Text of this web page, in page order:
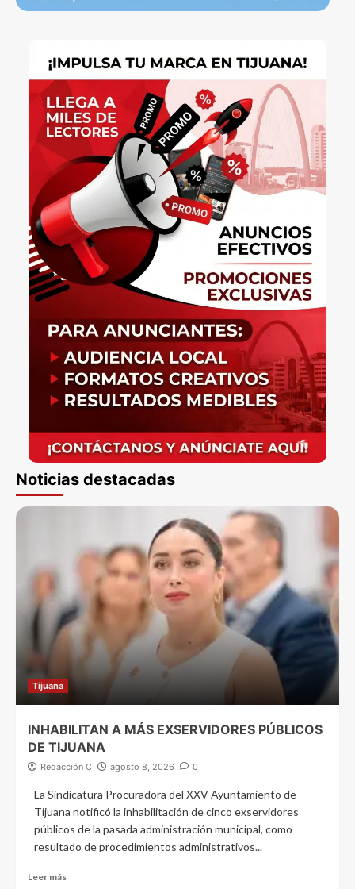
Noticias destacadas
Tijuana
INHABILITAN A MÁS EXSERVIDORES PÚBLICOS
DE TIJUANA
Redacción C agosto 8, 2026 0
La Sindicatura Procuradora del XXV Ayuntamiento de
Tijuana notificó la inhabilitación de cinco exservidores
públicos de la pasada administración municipal, como
resultado de procedimientos administrativos...
Leer más